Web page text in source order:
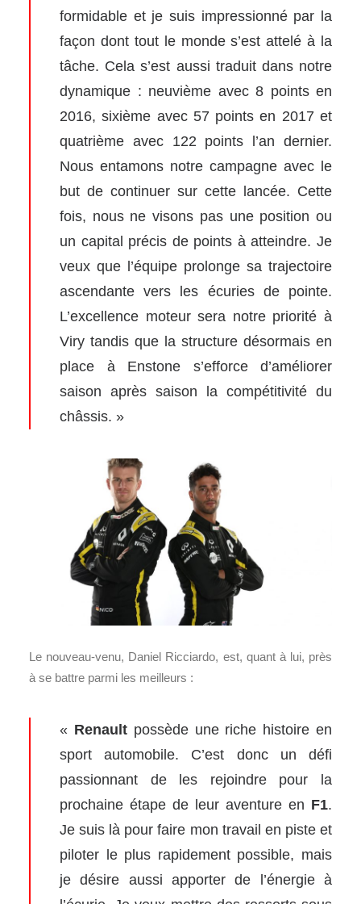
formidable et je suis impressionné par la
façon dont tout le monde s’est attelé à la
tâche. Cela s’est aussi traduit dans notre
dynamique : neuvième avec 8 points en
2016, sixième avec 57 points en 2017 et
quatrième avec 122 points l’an dernier.
Nous entamons notre campagne avec le
but de continuer sur cette lancée. Cette
fois, nous ne visons pas une position ou
un capital précis de points à atteindre. Je
veux que l’équipe prolonge sa trajectoire
ascendante vers les écuries de pointe.
L’excellence moteur sera notre priorité à
Viry tandis que la structure désormais en
place à Enstone s’efforce d’améliorer
saison après saison la compétitivité du
châssis. »
Le nouveau-venu, Daniel Ricciardo, est, quant à lui, près
à se battre parmi les meilleurs :
« Renaultpossède une riche histoire en
sport automobile. C’est donc un défi
passionnant de les rejoindre pour la
prochaine étape de leur aventure en F1.
Je suis là pour faire mon travail en piste et
piloter le plus rapidement possible, mais
je désire aussi apporter de l’énergie à